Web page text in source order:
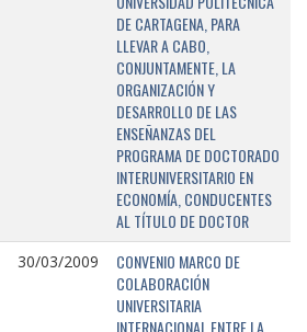
DE CARTAGENA, PARA
LLEVAR A CABO,
CONJUNTAMENTE, LA
ORGANIZACIÓN Y
DESARROLLO DE LAS
ENSEÑANZAS DEL
PROGRAMA DE DOCTORADO
INTERUNIVERSITARIO EN
ECONOMÍA, CONDUCENTES
AL TÍTULO DE DOCTOR
30/03/2009
CONVENIO MARCO DE
COLABORACIÓN
UNIVERSITARIA
INTERNACIONAL ENTRE LA